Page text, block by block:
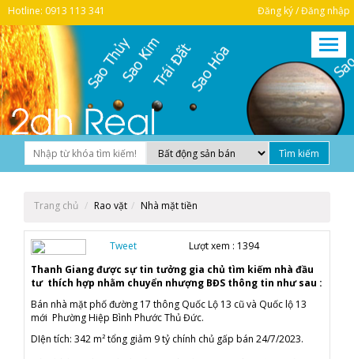
Hotline: 0913 113 341 Đăng ký / Đăng nhập
Trang chủ Rao vặt Nhà mặt tiền
Tweet Lượt xem : 1394
Thanh Giang được sự tin tưởng gia chủ tìm kiếm nhà đầu
tư thích hợp nhằm chuyển nhượng BĐS thông tin như sau :
Bán nhà mặt phố đường 17 thông Quốc Lộ 13 cũ và Quốc lộ 13
mới Phường Hiệp Bình Phước Thủ Đức.
DIện tích: 342 m² tổng giảm 9 tỷ chính chủ gấp bán 24/7/2023.